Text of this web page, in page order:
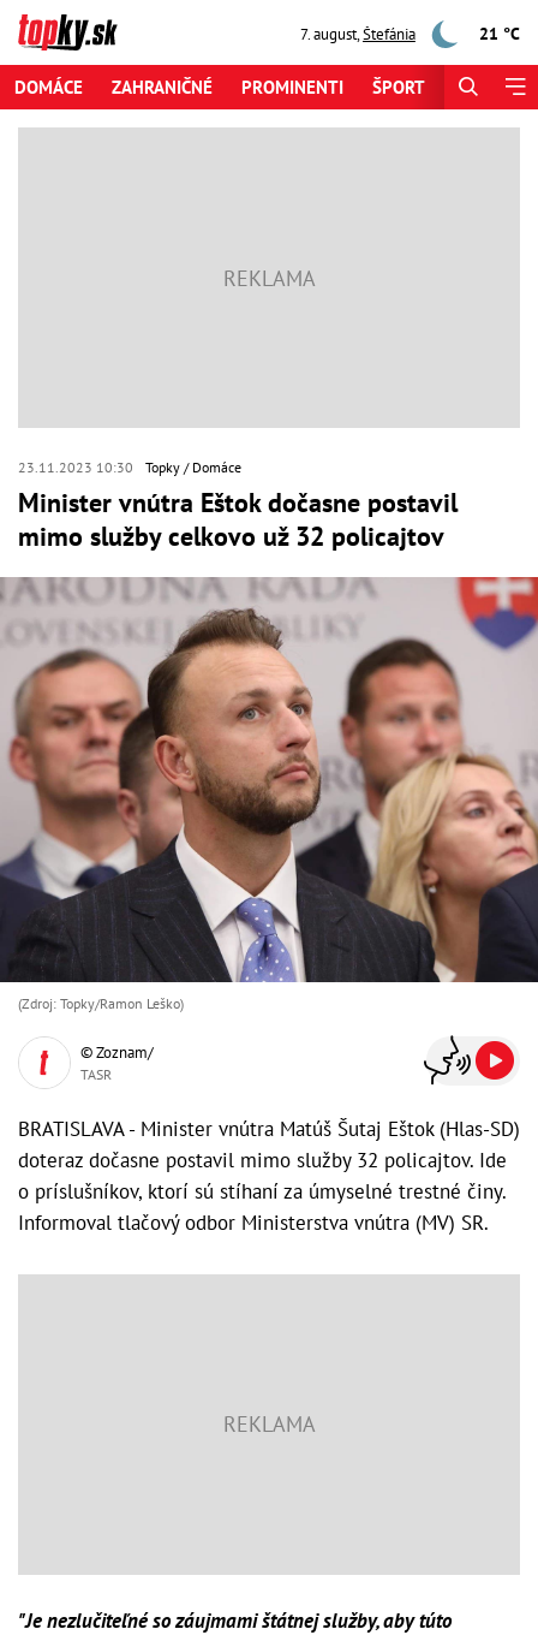
7. august,Štefánia 21 °C
DOMÁCE ZAHRANIČNÉ PROMINENTI ŠPORT
23.11.2023 10:30 Topky Domáce
Minister vnútra Eštok dočasne postavil
mimo služby celkovo už 32 policajtov
(Zdroj: Topky/Ramon Leško)
© Zoznam/
TASR
BRATISLAVA - Minister vnútra Matúš Šutaj Eštok (Hlas-SD)
doteraz dočasne postavil mimo služby 32 policajtov. Ide
o príslušníkov, ktorí sú stíhaní za úmyselné trestné činy.
Informoval tlačový odbor Ministerstva vnútra (MV) SR.
"Je nezlučiteľné so záujmami štátnej služby, aby túto